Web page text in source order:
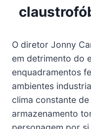
O diretor Jonny
em detrimento do
enquadramentos
ambientes
clima constante
armazenamento